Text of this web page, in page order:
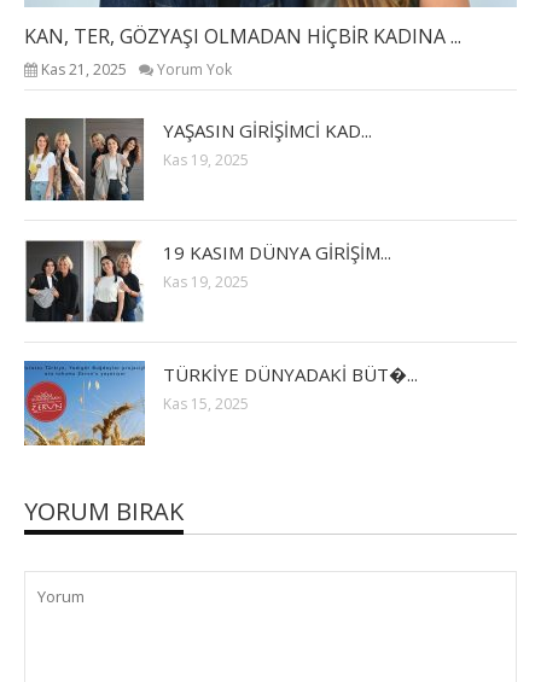
KAN, TER, GÖZYAŞI OLMADAN HİÇBİR KADINA ...
Kas 21, 2025 Yorum Yok
YAŞASIN GİRİŞİMCİ KAD...
Kas 19, 2025
19 KASIM DÜNYA GİRİŞİM...
Kas 19, 2025
TÜRKİYE DÜNYADAKİ BÜT�...
Kas 15, 2025
YORUM BIRAK